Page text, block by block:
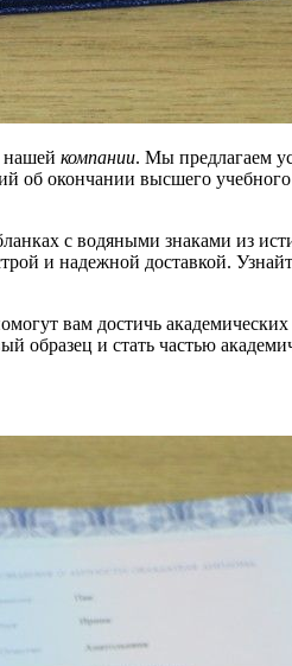
нашей компании. Мы предлагаем
об окончании высшего
с водяными знаками из
и надежной доставкой.
вам достичь
образец и стать частью